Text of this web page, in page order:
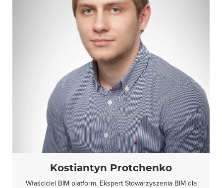
Kostiantyn Protchenko
Właściciel BIM platform. Ekspert Stowarzyszenia BIM dla